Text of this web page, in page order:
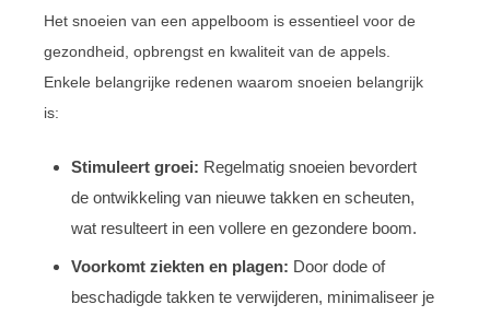
Het snoeien van een appelboom is essentieel voor de
gezondheid, opbrengst en kwaliteit van de appels.
Enkele belangrijke redenen waarom snoeien belangrijk
is:
Stimuleert groei: Regelmatig snoeien bevordert
de ontwikkeling van nieuwe takken en scheuten,
wat resulteert in een vollere en gezondere boom.
Voorkomt ziekten en plagen: Door dode of
beschadigde takken te verwijderen, minimaliseer je